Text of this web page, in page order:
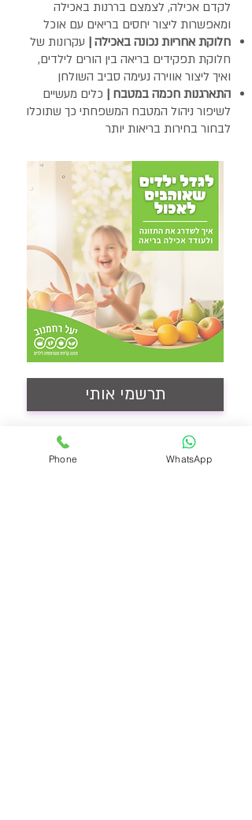
לקדם אכילה, לצמצם בררנות באכילה
ומאפשרות ליצור יחסים בריאים עם אוכל
חלוקת אחריות נכונה באכילה | עקרונות של
חלוקת תפקידים בריאה בין הורים לילדים,
ואיך ליצור אווירה נעימה סביב השולחן
התארגנות חכמה במטבח | כלים מעשיים
לשיפור ניהול המטבח המשפחתי כך שתוכלו
לבחור בחירות בריאות יותר
תרשמי אותי
Phone WhatsApp